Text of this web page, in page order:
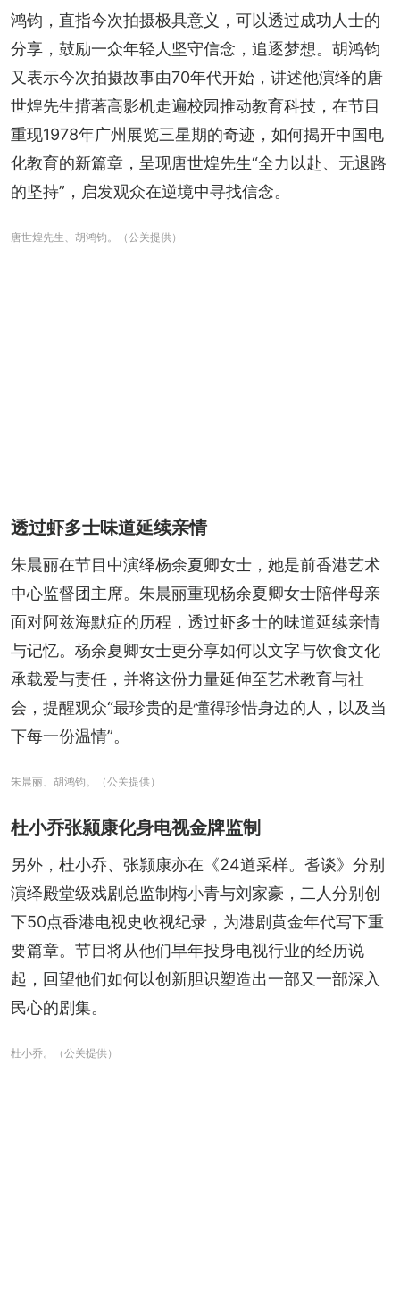
鸿钧，直指今次拍摄极具意义，可以透过成功人士的
分享，鼓励一众年轻人坚守信念，追逐梦想。胡鸿钧
又表示今次拍摄故事由70年代开始，讲述他演绎的唐
世煌先生揹著高影机走遍校园推动教育科技，在节目
重现1978年广州展览三星期的奇迹，如何揭开中国电
化教育的新篇章，呈现唐世煌先生“全力以赴、无退路
的坚持”，启发观众在逆境中寻找信念。
唐世煌先生、胡鸿钧。（公关提供）
透过虾多士味道延续亲情
朱晨丽在节目中演绎杨余夏卿女士，她是前香港艺术
中心监督团主席。朱晨丽重现杨余夏卿女士陪伴母亲
面对阿兹海默症的历程，透过虾多士的味道延续亲情
与记忆。杨余夏卿女士更分享如何以文字与饮食文化
承载爱与责任，并将这份力量延伸至艺术教育与社
会，提醒观众“最珍贵的是懂得珍惜身边的人，以及当
下每一份温情”。
朱晨丽、胡鸿钧。（公关提供）
杜小乔张颕康化身电视金牌监制
另外，杜小乔、张颕康亦在《24道采样。耆谈》分别
演绎殿堂级戏剧总监制梅小青与刘家豪，二人分别创
下50点香港电视史收视纪录，为港剧黄金年代写下重
要篇章。节目将从他们早年投身电视行业的经历说
起，回望他们如何以创新胆识塑造出一部又一部深入
民心的剧集。
杜小乔。（公关提供）